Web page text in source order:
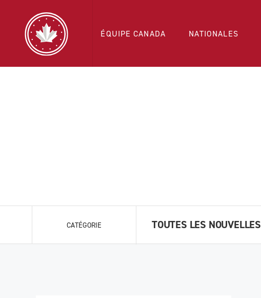
ÉQUIPE CANADA NATIONALES
CATÉGORIE TOUTES LES NOUVELLES